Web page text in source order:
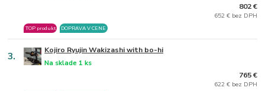
TOP produkt DOPRAVA V CENE
802 €
652 € bez DPH
3. Kojiro Ryujin Wakizashi with bo-hi
Na sklade 1 ks
765 €
622 € bez DPH